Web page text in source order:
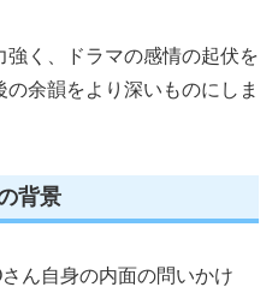
強く、ドラマの感情の起伏を
余韻をより深いものにしま
背景
ん自身の内面の問いかけ